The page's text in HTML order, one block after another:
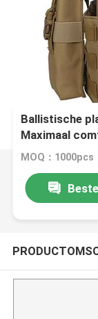
Ballistische
Maximaal
MOQ：1000pcs